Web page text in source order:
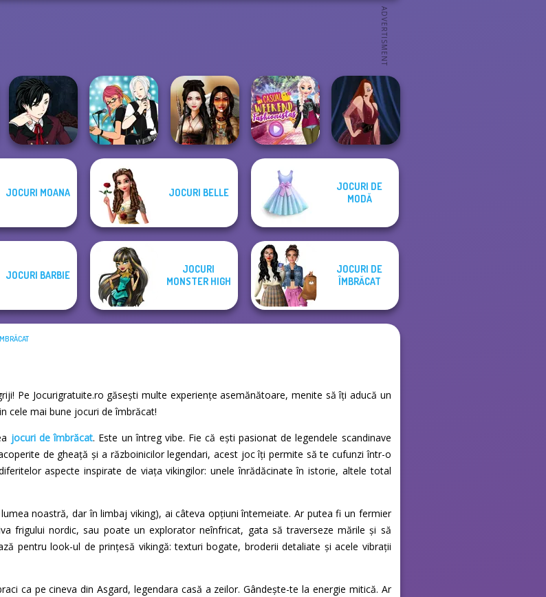
Vampire Hunter
Manga Creator -
Rebels Page 1
Casual Weekend
Fashionistas
Pin-up Jessica
JOCURI MOANA JOCURI BELLE
JOCURI DE
MODĂ
JOCURI BARBIE
JOCURI
MONSTER HIGH
JOCURI DE
ÎMBRĂCAT
Pe Jocurigratuite.ro găsești multe experiențe asemănătoare, menite să îți aducă un
cele mai bune jocuri de îmbrăcat!
jocuri de îmbrăcat. Este un întreg vibe. Fie că ești pasionat de legendele scandinave
de gheață și a războinicilor legendari, acest joc îți permite să te cufunzi într-o
aspecte inspirate de viața vikingilor: unele înrădăcinate în istorie, altele total
noastră, dar în limbaj viking), ai câteva opțiuni întemeiate. Ar putea fi un fermier
frigului nordic, sau poate un explorator neînfricat, gata să traverseze mările și să
pentru look-ul de prințesă vikingă: texturi bogate, broderii detaliate și acele vibrații
ca pe cineva din Asgard, legendara casă a zeilor. Gândește-te la energie mitică. Ar